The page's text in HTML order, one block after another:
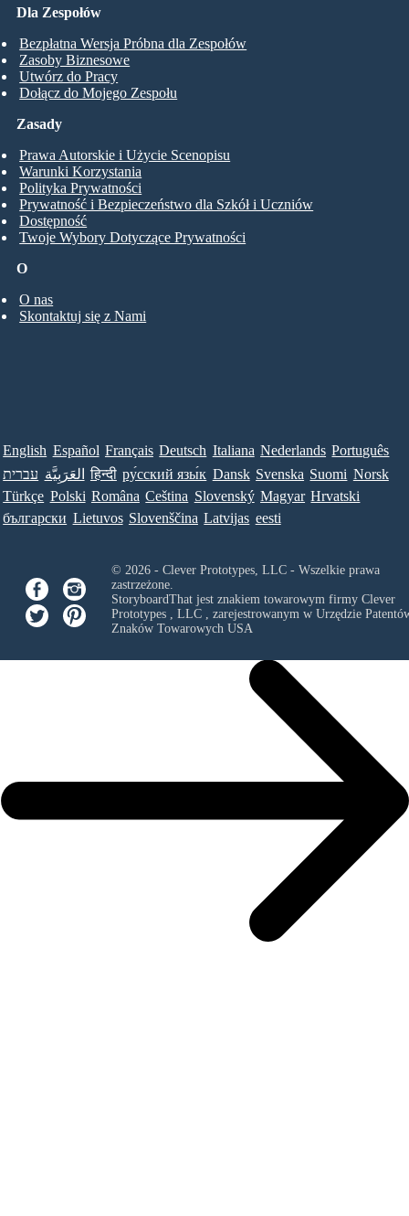
Dla Zespołów
Bezpłatna Wersja Próbna dla Zespołów
Zasoby Biznesowe
Utwórz do Pracy
Dołącz do Mojego Zespołu
O
O nas
Skontaktuj się z Nami
Zasady
Prawa Autorskie i Użycie Scenopisu
Warunki Korzystania
Polityka Prywatności
Prywatność i Bezpieczeństwo dla Szkół i Uczniów
Dostępność
Twoje Wybory Dotyczące Prywatności
English Español Français Deutsch Italiana Nederlands Português
עברית العَرَبِيَّة हिन्दी ру́сский язы́к Dansk Svenska Suomi Norsk
Türkçe Polski Româna Ceština Slovenský Magyar Hrvatski
български Lietuvos Slovenščina Latvijas eesti
© 2026 - Clever Prototypes, LLC - Wszelkie prawa
zastrzeżone.
StoryboardThat jest znakiem towarowym firmy Clever
Prototypes , LLC, zarejestrowanym w Urzędzie
Znaków Towarowych USA